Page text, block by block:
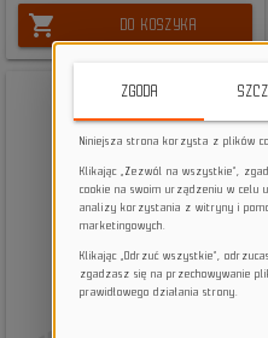
shopping_cart DO KOSZYKA
ZGODA
Niniejsza strona korzysta z plików
Klikając „Zezwól na wszystkie”,
cookie na swoim urządzeniu w celu
analizy korzystania z witryny i
marketingowych.
Klikając „Odrzuć wszystkie”,
zgadzasz się na przechowywanie
prawidłowego działania strony.